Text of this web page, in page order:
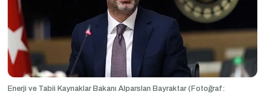
Enerji ve Tabii Kaynaklar Bakanı Alparslan Bayraktar (Fotoğraf: